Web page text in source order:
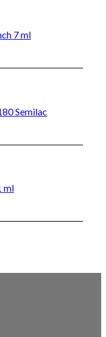
7 ml
Semilac
ml